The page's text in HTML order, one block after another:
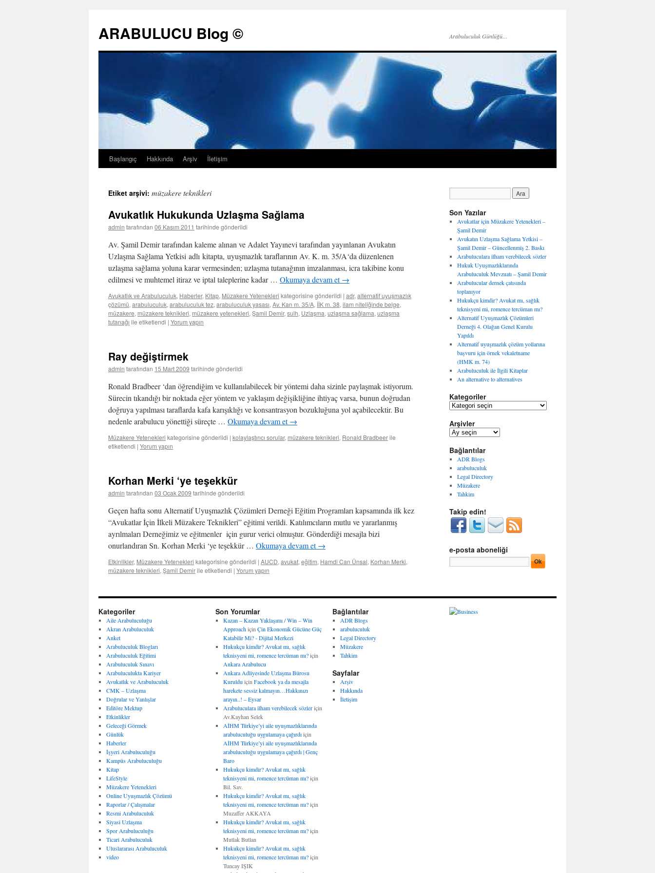
ARABULUCU Blog © Arabuluculuk Günlüğü…
İçeriğe
Başlangıç Hakkında Arşiv İletişim
Etiket arşivi: müzakere teknikleri
Avukatlık Hukukunda Uzlaşma Sağlama
admin tarafından 06 Kasım 2011 tarihinde gönderildi
Av. Şamil Demir tarafından kaleme alınan ve Adalet Yayınevi tarafından yayınlanan Avukatın
Uzlaşma Sağlama Yetkisi adlı kitapta, uyuşmazlık taraflarının Av. K. m. 35/A‘da düzenlenen
uzlaşma sağlama yoluna karar vermesinden; uzlaşma tutanağının imzalanması, icra takibine konu
edilmesi ve muhtemel itiraz ve iptal taleplerine kadar … Okumaya devam et→
Avukatlık ve Arabuluculuk, Haberler, Kitap, Müzakere Yetenekleri kategorisine gönderildi | adr, alternatif uyuşmazlık
çözümü, arabuluculuk, arabuluculuk tez, arabuluculuk yasası, Av. Kan m. 35/A, İİK m. 38, ilam niteliğinde belge,
müzakere, müzakere teknikleri, müzakere yetenekleri, Şamil Demir, sulh, Uzlaşma, uzlaşma sağlama, uzlaşma
tutanağı ile etiketlendi | Yorum yapın
Ray değiştirmek
admin tarafından 15 Mart 2009 tarihinde gönderildi
Ronald Bradbeer ‘dan öğrendiğim ve kullanılabilecek bir yöntemi daha sizinle paylaşmak istiyorum.
Sürecin tıkandığı bir noktada eğer yöntem ve yaklaşım değişikliğine ihtiyaç varsa, bunun doğrudan
doğruya yapılması taraflarda kafa karışıklığı ve konsantrasyon bozukluğuna yol açabilecektir. Bu
nedenle arabulucu yönettiği süreçte … Okumaya devam et→
Müzakere Yetenekleri kategorisine gönderildi | kolaylaştırıcı sorular, müzakere teknikleri, Ronald Bradbeerile
etiketlendi | Yorum yapın
Korhan Merki ‘ye teşekkür
admin tarafından 03 Ocak 2009 tarihinde gönderildi
Geçen hafta sonu Alternatif Uyuşmazlık Çözümleri Derneği Eğitim Programları kapsamında ilk kez
“Avukatlar İçin İlkeli Müzakere Teknikleri” eğitimi verildi. Katılımcıların mutlu ve yararlanmış
ayrılmaları Derneğimiz ve eğitmenler için gurur verici olmuştur. Gönderdiği mesajla bizi
onurlandıran Sn. Korhan Merki ‘ye teşekkür … Okumaya devam et→
Etkinlikler, Müzakere Yetenekleri kategorisine gönderildi | AUCD, avukat, eğitim, Hamdi Can Ünsal, Korhan Merki,
müzakere teknikleri, Şamil Demirile etiketlendi | Yorum yapın
Son Yazılar
Avukatlar için Müzakere Yetenekleri –
Şamil Demir
Avukatın Uzlaşma Sağlama Yetkisi –
Şamil Demir – Güncellenmiş 2. Baskı
Arabuluculara ilham verebilecek sözler
Hukuk Uyuşmazlıklarında
Arabuluculuk Mevzuatı – Şamil Demir
Arabulucular dernek çatısında
toplanıyor
Hukukçu kimdir? Avukat mı, sağlık
teknisyeni mi, romence tercüman mı?
Alternatif Uyuşmazlık Çözümleri
Derneği 4. Olağan Genel Kurulu
Yapıldı
Alternatif uyuşmazlık çözüm yollarına
başvuru için örnek vekaletname
(HMK m. 74)
Arabuluculuk ile İlgili Kitaplar
An alternative to alternatives
Kategoriler
K
t
o
r
i
l
e
r
Arşivler
A
ş
i
v
l
e
r
Bağlantılar
ADR Blogs
arabuluculuk
Legal Directory
Müzakere
Tahkim
Takip edin!
e-posta aboneliği
Kategoriler
Aile Arabuluculuğu
Akran Arabuluculuk
Anket
Arabuluculuk Blogları
Arabuluculuk Eğitimi
Arabuluculuk Sınavı
Arabuluculukta Kariyer
Avukatlık ve Arabuluculuk
CMK – Uzlaşma
Doğrular ve Yanlışlar
Editöre Mektup
Etkinlikler
Geleceği Görmek
Günlük
Haberler
İşyeri Arabuluculuğu
Kampüs Arabuluculuğu
Kitap
LifeStyle
Müzakere Yetenekleri
Online Uyuşmazlık Çözümü
Raporlar / Çalışmalar
Resmi Arabuluculuk
Siyasi Uzlaşma
Spor Arabuluculuğu
Ticari Arabuluculuk
Uluslararası Arabuluculuk
video
Son Yorumlar
Kazan – Kazan Yaklaşımı / Win – Win
Approachiçin Çin Ekonomik Gücüne Güç
Katabilir Mi? - Dijital Merkezi
Hukukçu kimdir? Avukat mı, sağlık
teknisyeni mi, romence tercüman mı?için
Ankara Arabulucu
Ankara Adliyesinde Uzlaşma Bürosu
Kuruldu için Facebook ya da mesajla
harekete sessiz kalmayın…Hakkınızı
arayın..! – Eysar
Arabuluculara ilham verebilecek sözleriçin
Av.Kayhan Selek
AİHM Türkiye’yi aile uyuşmazlıklarında
arabuluculuğu uygulamaya çağırdıiçin
AİHM Türkiye’yi aile uyuşmazlıklarında
arabuluculuğu uygulamaya çağırdı | Genç
Baro
Hukukçu kimdir? Avukat mı, sağlık
teknisyeni mi, romence tercüman mı?için
Bil. Sav.
Hukukçu kimdir? Avukat mı, sağlık
teknisyeni mi, romence tercüman mı?için
Muzaffer AKKAYA
Hukukçu kimdir? Avukat mı, sağlık
teknisyeni mi, romence tercüman mı?için
Mutlak Butlan
Hukukçu kimdir? Avukat mı, sağlık
teknisyeni mi, romence tercüman mı?için
Tuncay IŞIK
Bağlantılar
ADR Blogs
arabuluculuk
Legal Directory
Müzakere
Tahkim
Sayfalar
Arşiv
Hakkında
İletişim